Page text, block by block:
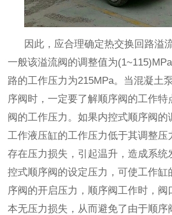
因此，应合理确定热交换回路溢
一般该溢流阀的调整值为
路的工作压力为215MPa。当混凝土
序阀时，一定要了解顺序阀的工作特
阀的工作压力。如果内控式顺序阀的
工作液压缸的工作压力低于其调整压
存在压力损失，引起温升，造成系统
控式顺序阀的设定压力，可使工作缸
序阀的开启压力，顺序阀工作时，阀
本无压力损失，从而避免了由于顺序